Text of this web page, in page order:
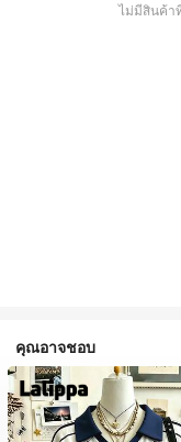
ไม่มีสินค้า
คุณอาจชอบ